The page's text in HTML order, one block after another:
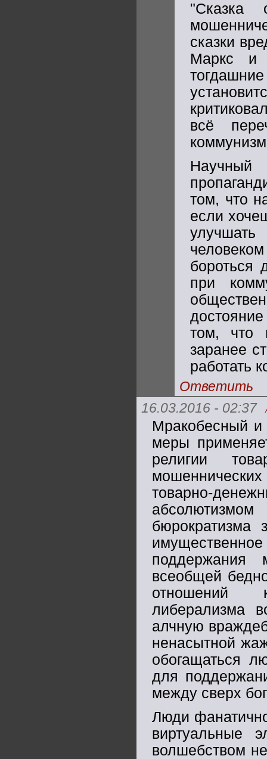
"Сказка
сказки
Маркс и
всё
том, что
если
бороться
при
том, что
заранее
работать
Ответить
16.03.2016 - 02:37
Мракобесный и
меры
религии
товарно-
абсолютизмом
бюрократизма
поддержания
всеобщей
отношений
либерализма
алчную
ненасытной
обогащаться
для
между сверх
Люди
виртуальные
волшебством